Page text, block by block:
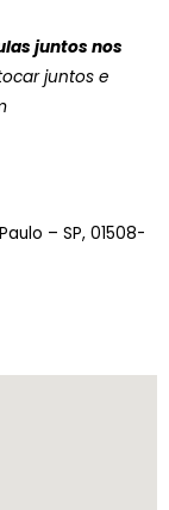
juntos nos
juntos e
– SP, 01508-